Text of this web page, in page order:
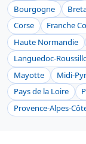
Bourgogne
Corse
Franche
Haute Normandie
Languedoc-
Mayotte
Midi-
Pays de la Loire
Provence-Alpes-